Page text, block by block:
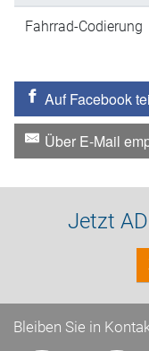
Fahrrad-Codierung
Auf Facebook
Über E-Mail
Jetzt
Bleiben Sie in